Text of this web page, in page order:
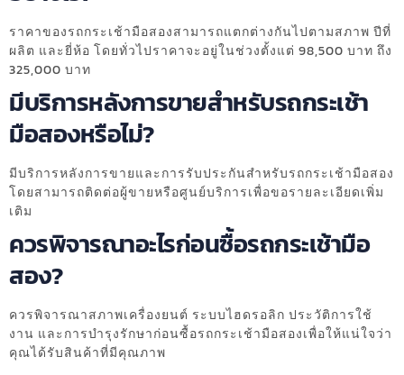
ราคาของรถกระเช้ามือสองสามารถแตกต่างกันไปตามสภาพ ปีที่
ผลิต และยี่ห้อ โดยทั่วไปราคาจะอยู่ในช่วงตั้งแต่ 98,500 บาท ถึง
325,000 บาท
มีบริการหลังการขายสำหรับรถกระเช้า
มือสองหรือไม่?
มีบริการหลังการขายและการรับประกันสำหรับรถกระเช้ามือสอง
โดยสามารถติดต่อผู้ขายหรือศูนย์บริการเพื่อขอรายละเอียดเพิ่ม
เติม
ควรพิจารณาอะไรก่อนซื้อรถกระเช้ามือ
สอง?
ควรพิจารณาสภาพเครื่องยนต์ ระบบไฮดรอลิก ประวัติการใช้
งาน และการบำรุงรักษาก่อนซื้อรถกระเช้ามือสองเพื่อให้แน่ใจว่า
คุณได้รับสินค้าที่มีคุณภาพ